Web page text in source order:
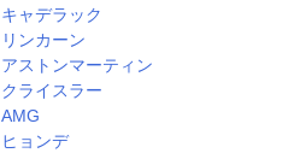
キャデラック
リンカーン
アストンマーティン
クライスラー
AMG
ヒョンデ